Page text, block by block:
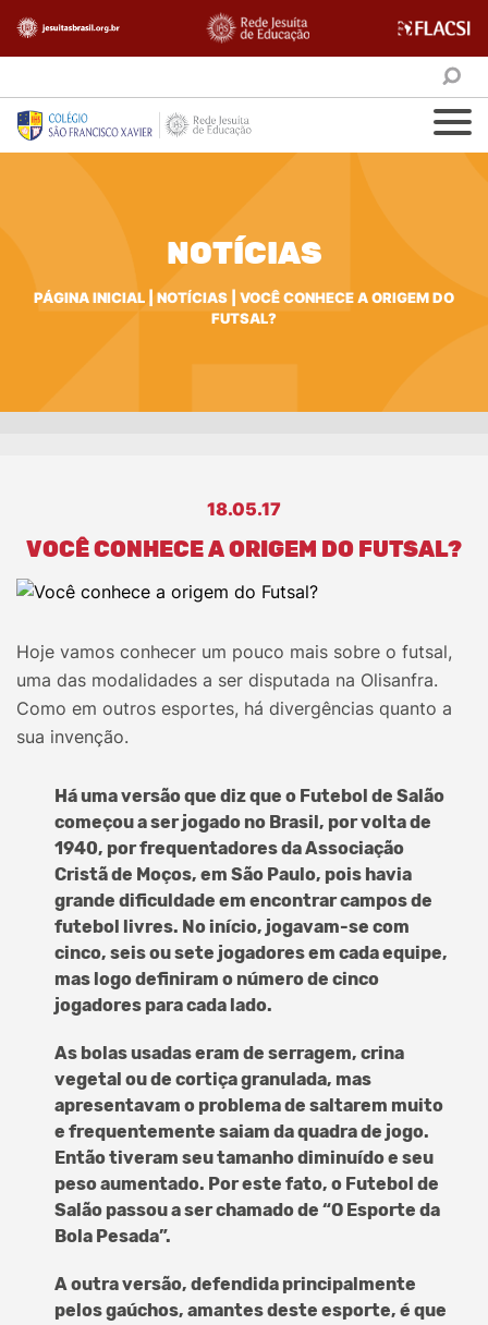
NOTÍCIAS
PÁGINA INICIAL NOTÍCIAS
VOCÊ CONHECE A ORIGEM DO
FUTSAL?
18.05.17
VOCÊ CONHECE A ORIGEM DO FUTSAL?
Hoje vamos conhecer um pouco mais sobre o futsal,
uma das modalidades a ser disputada na Olisanfra.
Como em outros esportes, há divergências quanto a
sua invenção.
Há uma versão que diz que o Futebol de Salão
começou a ser jogado no Brasil, por volta de
1940, por frequentadores da Associação
Cristã de Moços, em São Paulo, pois havia
grande dificuldade em encontrar campos de
futebol livres. No início, jogavam-se com
cinco, seis ou sete jogadores em cada equipe,
mas logo definiram o número de cinco
jogadores para cada lado.
As bolas usadas eram de serragem, crina
vegetal ou de cortiça granulada, mas
apresentavam o problema de saltarem muito
e frequentemente saiam da quadra de jogo.
Então tiveram seu tamanho diminuído e seu
peso aumentado. Por este fato, o Futebol de
Salão passou a ser chamado de “O Esporte da
Bola Pesada”.
A outra versão, defendida principalmente
pelos gaúchos, amantes deste esporte, é que